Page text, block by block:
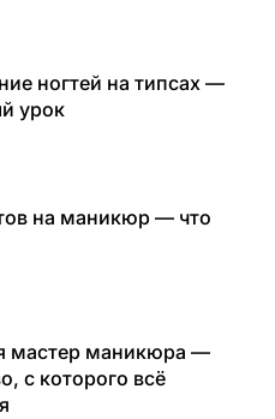
ногтей на типсах —
урок
на маникюр — что
мастер маникюра —
с которого всё